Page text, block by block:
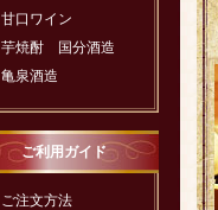
甘口ワイン
芋焼酎 国分酒造
亀泉酒造
ご利用ガイド
ご注文方法